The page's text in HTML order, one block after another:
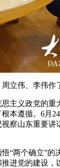
立伟、李伟作
主义政党的重
本遵循。6月
察山东重要讲
个确立”的
进党的建设，